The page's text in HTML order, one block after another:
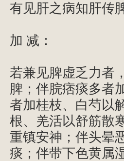
有见肝之病知肝传
加 减：
若兼见脾虚乏力者
脾；伴脘痞痰多者
者加桂枝、白芍以
根、羌活以舒筋散
重镇安神；伴头晕
痰；伴带下色黄属